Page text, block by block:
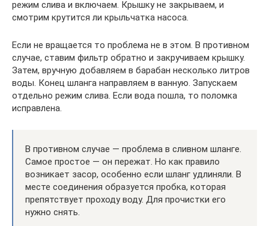
режим слива и включаем. Крышку не закрываем, и
смотрим крутится ли крыльчатка насоса.
Если не вращается то проблема не в этом. В противном
случае, ставим фильтр обратно и закручиваем крышку.
Затем, вручную добавляем в барабан несколько литров
воды. Конец шланга направляем в ванную. Запускаем
отдельно режим слива. Если вода пошла, то поломка
исправлена.
В противном случае — проблема в сливном шланге.
Самое простое — он пережат. Но как правило
возникает засор, особенно если шланг удлиняли. В
месте соединения образуется пробка, которая
препятствует проходу воду. Для прочистки его
нужно снять.